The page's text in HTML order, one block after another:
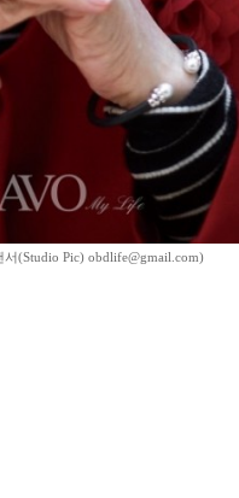
(Studio Pic) obdlife@gmail.com)